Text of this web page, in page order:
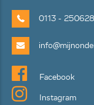
0113 - 250628
Facebook
Instagram